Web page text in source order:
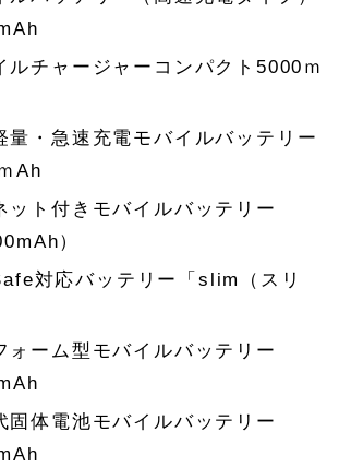
ルチャージャーコンパクト5000ｍ
量・急速充電モバイルバッテリー
Ah
ット付きモバイルバッテリー
）
対応バッテリー「slim（スリ
ォーム型モバイルバッテリー
固体電池モバイルバッテリー